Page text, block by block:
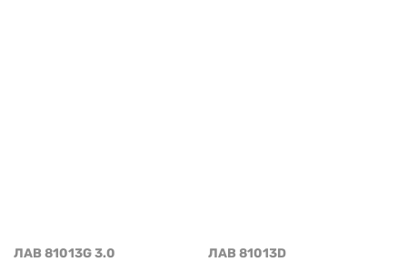
ЛАВ 81013G 3.0
ЛАВ 81013D